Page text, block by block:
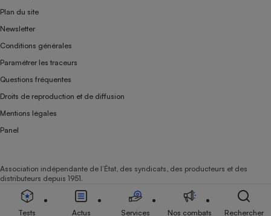
Plan du site
Newsletter
Conditions générales
Paramétrer les traceurs
Questions fréquentes
Droits de reproduction et de diffusion
Mentions légales
Panel
Association indépendante de l’État, des syndicats, des producteurs et des
distributeurs depuis 1951.
Tests Actus Services Nos combats Rechercher